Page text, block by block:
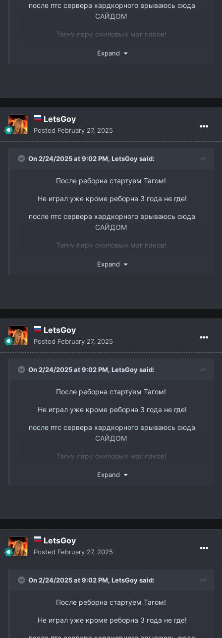
www.youtube.com/watch?v=DJJmtVgSQ6s&t
после птс сервера хардкорного врываюсь сюда
САЙДОМ
Тагну пару скиловых маг паков!
Так же есть пару слотов в пак 3 рес бп мм и овер
www.youtube.com/watch?v=DJJmtVgSQ6s&t
Expand
LetsGoy
Posted February 27, 2025
On 2/24/2025 at 9:02 PM, LetsGoysaid:
После реборна стартуем Тагом!
Не играл уже кроме реборна 3 года не где!
после птс сервера хардкорного врываюсь сюда
САЙДОМ
Тагну пару скиловых маг паков!
Так же есть пару слотов в пак 3 рес бп мм и овер
www.youtube.com/watch?v=DJJmtVgSQ6s&t
Expand
LetsGoy
Posted February 27, 2025
On 2/24/2025 at 9:02 PM, LetsGoysaid:
После реборна стартуем Тагом!
Не играл уже кроме реборна 3 года не где!
после птс сервера хардкорного врываюсь сюда
САЙДОМ
Тагну пару скиловых маг паков!
Так же есть пару слотов в пак 3 рес бп мм и овер
Expand
LetsGoy
Posted February 27, 2025
On 2/24/2025 at 9:02 PM, LetsGoysaid:
После реборна стартуем Тагом!
Не играл уже кроме реборна 3 года не где!